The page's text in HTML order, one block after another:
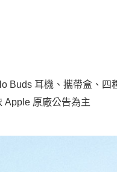
Buds 耳機、攜帶盒、
Apple 原廠公告為主